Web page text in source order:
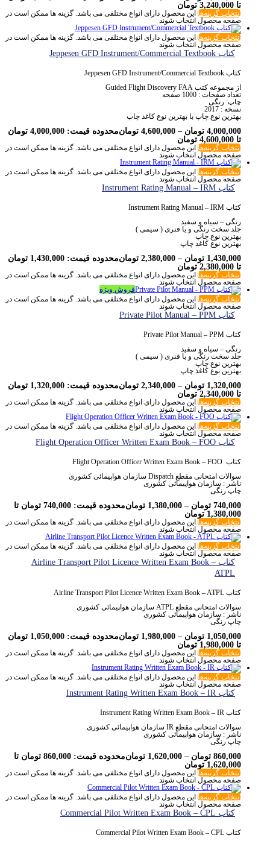
تا 3,240,000 تومان
انتخاب گزینه‌ها این محصول دارای انواع مختلفی می باشد. گزینه ها ممکن است در
صفحه محصول انتخاب شوند
انتخاب گزینه‌ها این محصول دارای انواع مختلفی می باشد. گزینه ها ممکن است در
صفحه محصول انتخاب شوند
کتاب Jeppesen GFD Instrument/Commercial Textbook
کتاب Jeppesen GFD Instrument/Commercial Textbook
از مجموعه کتب Guided Flight Discovery FAA
تعداد صفحات : 1000 صفحه
چاپ: رنگی
نسخه : 2017
بهترین نوع چاپ با بهترین نوع کاغذ چاپ
4,000,000 تومان –
4,600,000 تومان
محدوده قیمت: 4,000,000 تومان
تا 4,600,000 تومان
انتخاب گزینه‌ها این محصول دارای انواع مختلفی می باشد. گزینه ها ممکن است در
صفحه محصول انتخاب شوند
انتخاب گزینه‌ها این محصول دارای انواع مختلفی می باشد. گزینه ها ممکن است در
صفحه محصول انتخاب شوند
کتاب Instrument Rating Manual – IRM
کتاب Instrument Rating Manual – IRM
رنگی – سیاه و سفید
جلد سخت رنگی و یا فنری ( سیمی )
بهترین نوع چاپ
بهترین نوع کاغذ چاپ
1,430,000 تومان –
2,380,000 تومان
محدوده قیمت: 1,430,000 تومان
تا 2,380,000 تومان
انتخاب گزینه‌ها این محصول دارای انواع مختلفی می باشد. گزینه ها ممکن است در
صفحه محصول انتخاب شوند
فروش ویژه
انتخاب گزینه‌ها این محصول دارای انواع مختلفی می باشد. گزینه ها ممکن است در
صفحه محصول انتخاب شوند
کتاب Private Pilot Manual – PPM
کتاب Private Pilot Manual – PPM
رنگی – سیاه و سفید
جلد سخت رنگی و یا فنری ( سیمی )
بهترین نوع چاپ
بهترین نوع کاغذ چاپ
1,320,000 تومان –
2,340,000 تومان
محدوده قیمت: 1,320,000 تومان
تا 2,340,000 تومان
انتخاب گزینه‌ها این محصول دارای انواع مختلفی می باشد. گزینه ها ممکن است در
صفحه محصول انتخاب شوند
انتخاب گزینه‌ها این محصول دارای انواع مختلفی می باشد. گزینه ها ممکن است در
صفحه محصول انتخاب شوند
کتاب Flight Operation Officer Written Exam Book – FOO
کتاب Flight Operation Officer Written Exam Book – FOO
سوالات امتحانی مقطع Dispatch سازمان هواپیمائی کشوری
ناشر : سازمان هواپیمائی کشوری
چاپ رنگی
740,000 تومان –
1,380,000 تومان
محدوده قیمت: 740,000 تومان تا
1,380,000 تومان
انتخاب گزینه‌ها این محصول دارای انواع مختلفی می باشد. گزینه ها ممکن است در
صفحه محصول انتخاب شوند
انتخاب گزینه‌ها این محصول دارای انواع مختلفی می باشد. گزینه ها ممکن است در
صفحه محصول انتخاب شوند
کتاب Airline Transport Pilot Licence Written Exam Book –
ATPL
کتاب Airline Transport Pilot Licence Written Exam Book – ATPL
سوالات امتحانی مقطع ATPL سازمان هواپیمائی کشوری
ناشر : سازمان هواپیمائی کشوری
چاپ رنگی
1,050,000 تومان –
1,980,000 تومان
محدوده قیمت: 1,050,000 تومان
تا 1,980,000 تومان
انتخاب گزینه‌ها این محصول دارای انواع مختلفی می باشد. گزینه ها ممکن است در
صفحه محصول انتخاب شوند
انتخاب گزینه‌ها این محصول دارای انواع مختلفی می باشد. گزینه ها ممکن است در
صفحه محصول انتخاب شوند
کتاب Instrument Rating Written Exam Book – IR
کتاب Instrument Rating Written Exam Book – IR
سوالات امتحانی مقطع IR سازمان هواپیمائی کشوری
ناشر : سازمان هواپیمائی کشوری
چاپ رنگی
860,000 تومان –
1,620,000 تومان
محدوده قیمت: 860,000 تومان تا
1,620,000 تومان
انتخاب گزینه‌ها این محصول دارای انواع مختلفی می باشد. گزینه ها ممکن است در
صفحه محصول انتخاب شوند
انتخاب گزینه‌ها این محصول دارای انواع مختلفی می باشد. گزینه ها ممکن است در
صفحه محصول انتخاب شوند
کتاب Commercial Pilot Written Exam Book – CPL
کتاب Commercial Pilot Written Exam Book – CPL